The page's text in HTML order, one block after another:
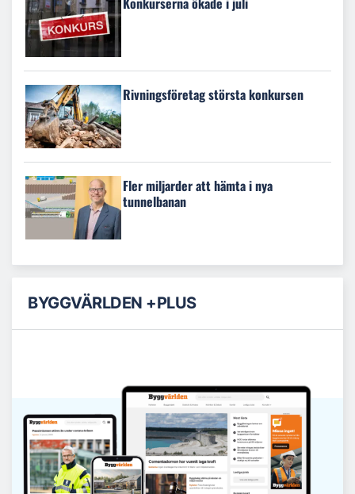
Rivningsföretag största konkursen
Fler miljarder att hämta i nya
tunnelbanan
BYGGVÄRLDEN +PLUS